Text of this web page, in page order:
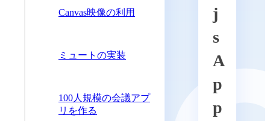
Canvas映像の利用
ミュートの実装
100人規模の会議アプ
リを作る
j
s
A
p
p